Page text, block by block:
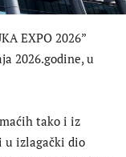
EXPO 2026”
2026.godine, u
tako i iz
u izlagački dio